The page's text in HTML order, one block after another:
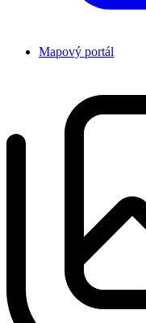
Mapový portál